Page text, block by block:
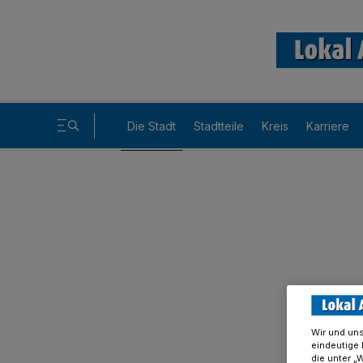
Die Stadt Stadtteile Kreis Karriere
Wir und
eindeutige
die unter